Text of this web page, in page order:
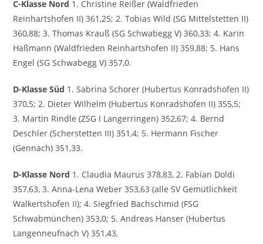
C-Klasse Nord 1. Christine Reißer (Waldfrieden
Reinhartshofen II) 361,25; 2. Tobias Wild (SG Mittelstetten II)
360,88; 3. Thomas Krauß (SG Schwabegg V) 360,33; 4. Karin
Haßmann (Waldfrieden Reinhartshofen II) 359,88; 5. Hans
Engel (SG Schwabegg V) 357,0.
D-Klasse Süd 1. Sabrina Schorer (Hubertus Konradshofen II)
370,5; 2. Dieter Wilhelm (Hubertus Konradshofen II) 355,5;
3. Martin Rindle (ZSG I Langerringen) 352,67; 4. Bernd
Deschler (Scherstetten III) 351,4; 5. Hermann Fischer
(Gennach) 351,33.
D-Klasse Nord 1. Claudia Maurus 378,83, 2. Fabian Doldi
357,63, 3. Anna-Lena Weber 353,63 (alle SV Gemütlichkeit
Walkertshofen II); 4. Siegfried Bachschmid (FSG
Schwabmünchen) 353,0; 5. Andreas Hanser (Hubertus
Langenneufnach V) 351,43.